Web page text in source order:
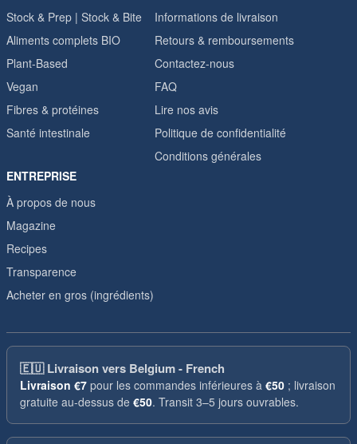
Stock & Prep | Stock & Bite
Aliments complets BIO
Plant-Based
Vegan
Fibres & protéines
Santé intestinale
Informations de livraison
Retours & remboursements
Contactez-nous
FAQ
Lire nos avis
Politique de confidentialité
Conditions générales
ENTREPRISE
À propos de nous
Magazine
Recipes
Transparence
Acheter en gros (ingrédients)
🇪🇺Livraison vers Belgium - French
Livraison €7 pour les commandes inférieures à €50 ; livraison
gratuite au-dessus de €50. Transit 3–5 jours ouvrables.